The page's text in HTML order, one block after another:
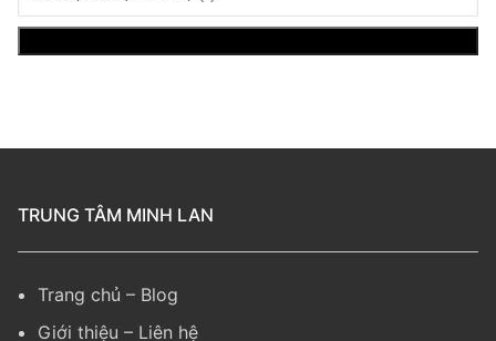
TRUNG TÂM MINH LAN
Trang chủ – Blog
Giới thiệu – Liên hệ